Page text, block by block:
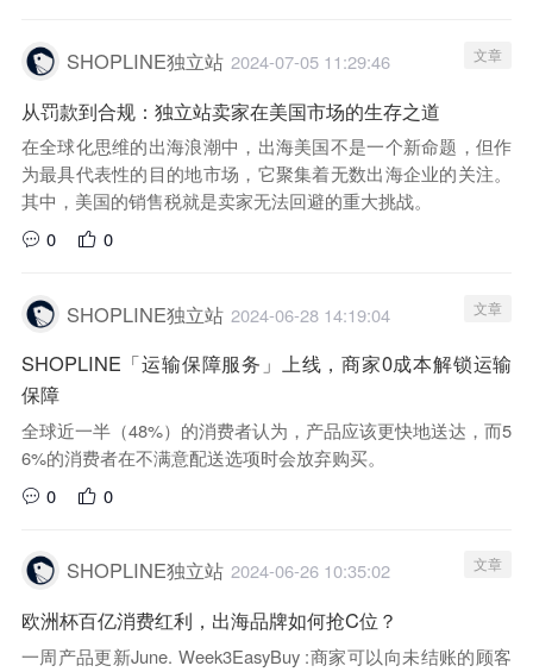
SHOPLINE独立站 2024-07-05 11:29:46 文章
从罚款到合规：独立站卖家在美国市场的生存之道
在全球化思维的出海浪潮中，出海美国不是一个新命题，但作
为最具代表性的目的地市场，它聚集着无数出海企业的关注。
其中，美国的销售税就是卖家无法回避的重大挑战。
0
0
SHOPLINE独立站 2024-06-28 14:19:04 文章
SHOPLINE「运输保障服务」上线，商家0成本解锁运输
保障
全球近一半（48%）的消费者认为，产品应该更快地送达，而5
6%的消费者在不满意配送选项时会放弃购买。
0
0
SHOPLINE独立站 2024-06-26 10:35:02 文章
欧洲杯百亿消费红利，出海品牌如何抢C位？
一周产品更新June. Week3EasyBuy :商家可以向未结账的顾客